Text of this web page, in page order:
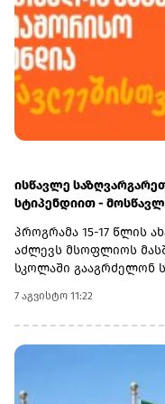
ისწავლე
სტიპენდიით -
პროგრამა 15-17 წლის
აძლევს მსოფლიოს
სკოლაში გააგრძელონ
ეწვიეთ ვებგვერდს.
მსოფლიო სკოლები
საგანმანათლებლო
სხვადასხვა ერისა და
გზით შეუწყოს ხელი
7 აგვისტო 11:22